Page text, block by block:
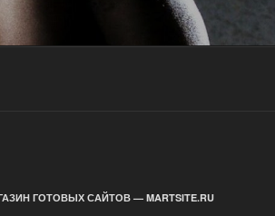
ГОТОВЫХ САЙТОВ — MARTSITE.RU